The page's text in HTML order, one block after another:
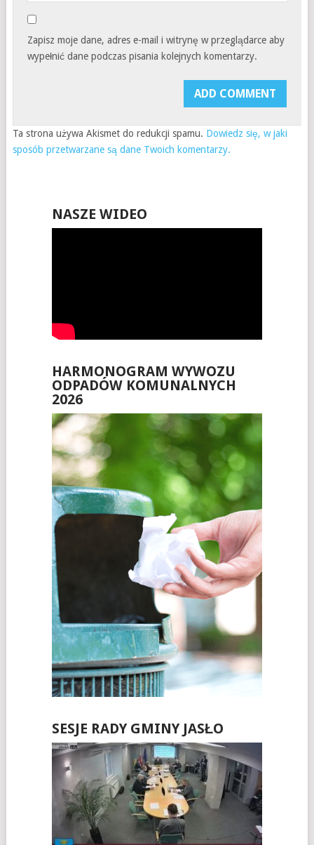
Zapisz moje dane, adres e-mail i witrynę w przeglądarce aby
wypełnić dane podczas pisania kolejnych komentarzy.
Ta strona używa Akismet do redukcji spamu. Dowiedz się, w jaki
sposób przetwarzane są dane Twoich komentarzy.
NASZE WIDEO
HARMONOGRAM WYWOZU
ODPADÓW KOMUNALNYCH
2026
SESJE RADY GMINY JASŁO